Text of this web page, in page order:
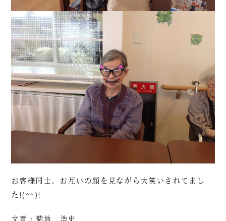
お客様同士、お互いの顔を見ながら大笑いされてまし
た!(^^)!
文責：菊地 浩史